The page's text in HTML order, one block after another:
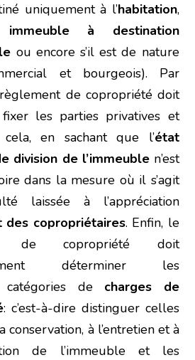
uniquement à l’habitation,
immeuble à destination
ou encore s’il est de nature
et bourgeois). Par
de copropriété doit
les parties privatives et
cela, en sachant que l’état
division de l’immeublen’est
dans la mesure où il s’agit
laissée à l’appréciation
des copropriétaires. Enfin, le
de copropriété doit
déterminer les
catégories de charges de
: c’est-à-dire distinguer celles
conservation, à l’entretien et à
de l’immeuble et les